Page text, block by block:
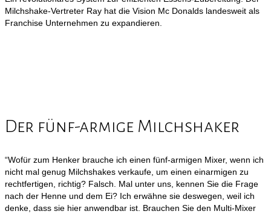
Milchshake-Vertreter Ray hat die Vision Mc Donalds landesweit als
Franchise Unternehmen zu expandieren.
Der fünf-armige Milchshaker
“Wofür zum Henker brauche ich einen fünf-armigen Mixer, wenn ich
nicht mal genug Milchshakes verkaufe, um einen einarmigen zu
rechtfertigen, richtig? Falsch. Mal unter uns, kennen Sie die Frage
nach der Henne und dem Ei? Ich erwähne sie deswegen, weil ich
denke, dass sie hier anwendbar ist. Brauchen Sie den Multi-Mixer